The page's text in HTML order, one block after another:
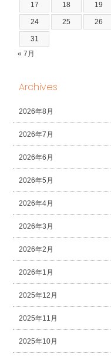
17 18 19
24 25 26
31
« 7月
Archives
2026年8月
2026年7月
2026年6月
2026年5月
2026年4月
2026年3月
2026年2月
2026年1月
2025年12月
2025年11月
2025年10月